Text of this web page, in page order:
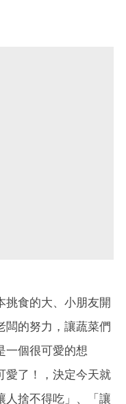
挑食的大、小朋友開
闆的努力，讓蔬菜們
一個很可愛的想
愛了！，決定今天就
人捨不得吃」、「讓